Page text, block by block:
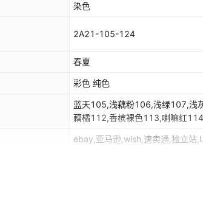
染色
2A21-105-124
春夏
彩色 纯色
蓝天105,浅藕粉106,浅绿107,浅
藕橘112,香槟裸色113,喇嘛红
ebay,亚马逊,wish,速卖通,独立站